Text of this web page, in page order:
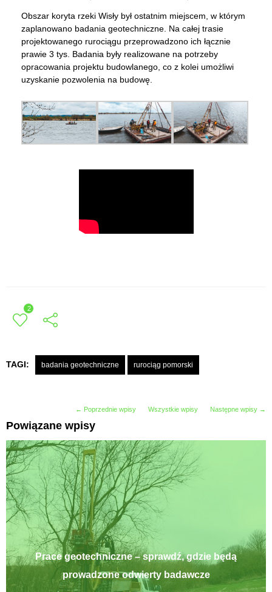
Obszar koryta rzeki Wisły był ostatnim miejscem, w którym
zaplanowano badania geotechniczne. Na całej trasie
projektowanego rurociągu przeprowadzono ich łącznie
prawie 3 tys. Badania były realizowane na potrzeby
opracowania projektu budowlanego, co z kolei umożliwi
uzyskanie pozwolenia na budowę.
2
TAGI: badania geotechniczne rurociąg pomorski
Powiązane wpisy
← Poprzednie wpisy Wszystkie wpisy Następne wpisy →
Prace geotechniczne – sprawdź, gdzie będą
prowadzone odwierty badawcze